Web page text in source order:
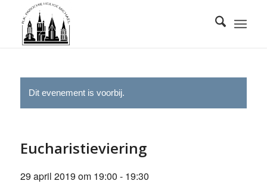
Dit evenement is voorbij.
Eucharistieviering
29 april 2019 om 19:00 - 19:30